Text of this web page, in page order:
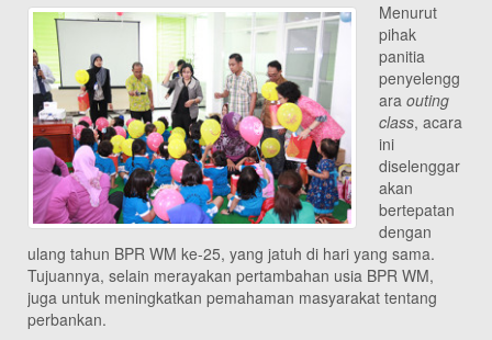
Menurut
pihak
panitia
penyelengg
ara outing
class, acara
ini
diselenggar
akan
bertepatan
dengan
ulang tahun BPR WM ke-25, yang jatuh di hari yang sama.
Tujuannya, selain merayakan pertambahan usia BPR WM,
juga untuk meningkatkan pemahaman masyarakat tentang
perbankan.